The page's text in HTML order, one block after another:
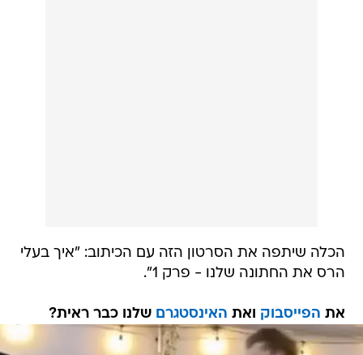
הכלה שיתפה את הסרטון הזה עם הכיתוב: "איך בעלי
הרס את החתונה שלנו - פרק 1".
את הפייסבוק ואת האינסטגרם שלנו כבר ראית?